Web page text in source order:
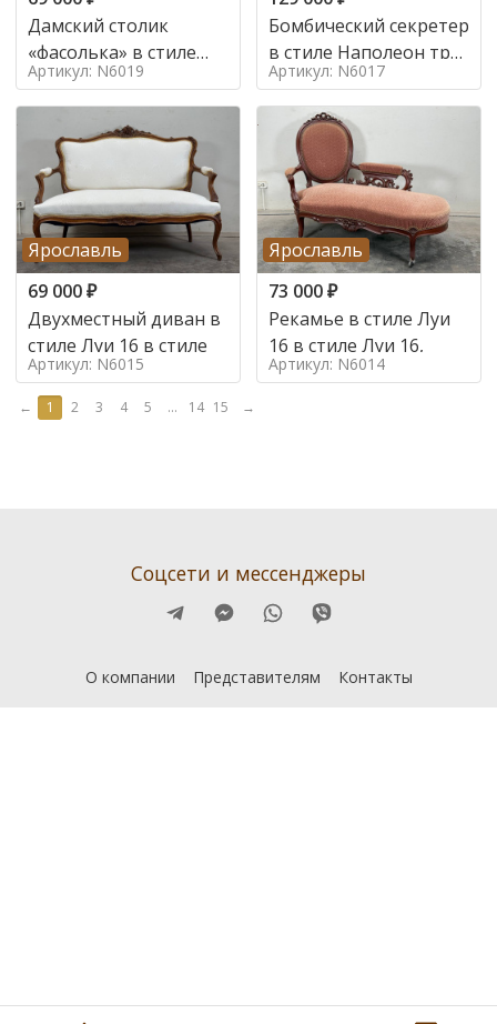
Дамский столик
«фасолька» в стиле
Луи 16,
Артикул: N6019
Бомбический секретер
в стиле Наполеон труа
в стиле
Артикул: N6017
Ярославль
69 000₽
Двухместный диван в
стиле Луи 16 в стиле
Артикул: N6015
Ярославль
73 000₽
Рекамье в стиле Луи
16 в стиле Луи 16,
Артикул: N6014
← 1 2 3 4 5 ... 14 15 →
Соцсети и мессенджеры
О компании Представителям Контакты